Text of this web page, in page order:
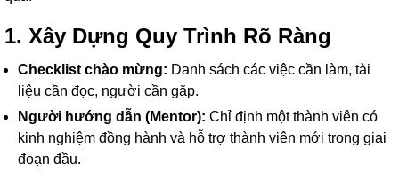
1. Xây Dựng Quy Trình Rõ Ràng
Checklist chào mừng: Danh sách các việc cần làm, tài
liệu cần đọc, người cần gặp.
Người hướng dẫn (Mentor): Chỉ định một thành viên có
kinh nghiệm đồng hành và hỗ trợ thành viên mới trong giai
đoạn đầu.